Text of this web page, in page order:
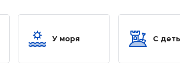
У моря С